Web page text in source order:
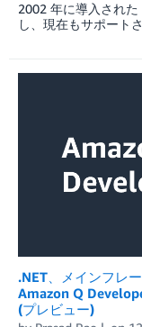
2002 年に導入され
し、現在もサポート
.NET、メインフレ
Amazon Q
(プレビュー)